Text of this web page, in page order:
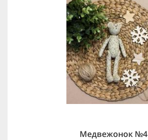
Медвежонок №4